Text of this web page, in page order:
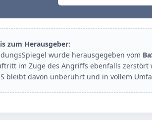
zum Herausgeber:
wurde herausgegeben vom
im Zuge des Angriffs ebenfalls zerstört
bleibt davon unberührt und in vollem